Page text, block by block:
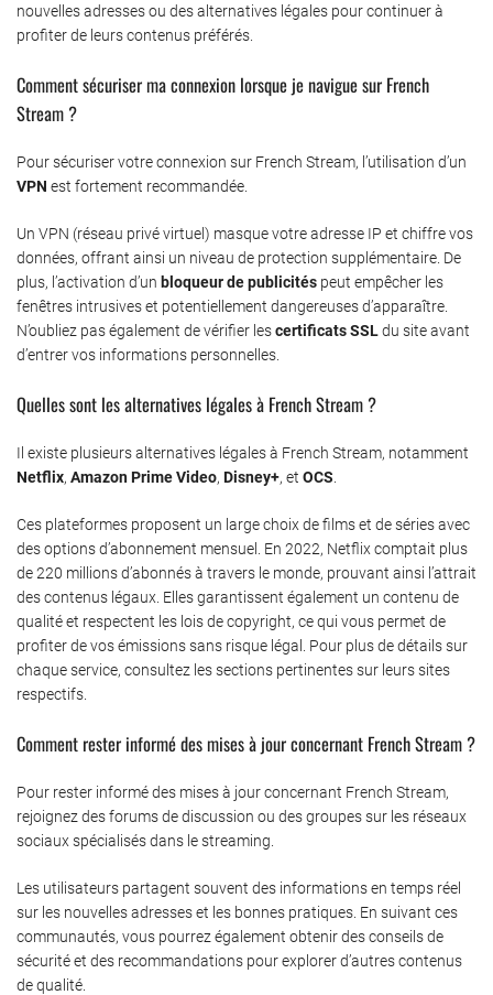
nouvelles adresses ou des alternatives légales pour continuer à
profiter de leurs contenus préférés.
Comment sécuriser ma connexion lorsque je navigue sur French
Stream ?
Pour sécuriser votre connexion sur French Stream, l’utilisation d’un
VPN est fortement recommandée.
Un VPN (réseau privé virtuel) masque votre adresse IP et chiffre vos
données, offrant ainsi un niveau de protection supplémentaire. De
plus, l’activation d’un bloqueur de publicités peut empêcher les
fenêtres intrusives et potentiellement dangereuses d’apparaître.
N’oubliez pas également de vérifier lescertificats SSLdu site avant
d’entrer vos informations personnelles.
Quelles sont les alternatives légales à French Stream ?
Il existe plusieurs alternatives légales à French Stream, notamment
Netflix, Amazon Prime Video, Disney+, et OCS
Ces plateformes proposent un large choix de films et de séries avec
des options d’abonnement mensuel. En 2022, Netflix comptait plus
de 220 millions d’abonnés à travers le monde, prouvant ainsi l’attrait
des contenus légaux. Elles garantissent également un contenu de
qualité et respectent les lois de copyright, ce qui vous permet de
profiter de vos émissions sans risque légal. Pour plus de détails sur
chaque service, consultez les sections pertinentes sur leurs sites
respectifs.
Comment rester informé des mises à jour concernant French Stream ?
Pour rester informé des mises à jour concernant French Stream,
rejoignez des forums de discussion ou des groupes sur les réseaux
sociaux spécialisés dans le streaming.
Les utilisateurs partagent souvent des informations en temps réel
sur les nouvelles adresses et les bonnes pratiques. En suivant ces
communautés, vous pourrez également obtenir des conseils de
sécurité et des recommandations pour explorer d’autres contenus
de qualité.